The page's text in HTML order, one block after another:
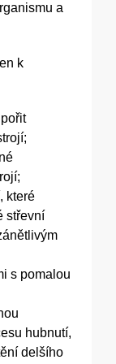
a
k
které
střevní
s pomalou
hubnutí,
delšího